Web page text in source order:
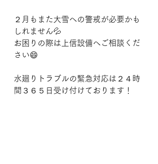
２月もまた大雪への警戒が必要かも
しれません💦
お困りの際は上信設備へご相談くだ
さい😄
水廻りトラブルの緊急対応は２４時
間３６５日受け付けております！